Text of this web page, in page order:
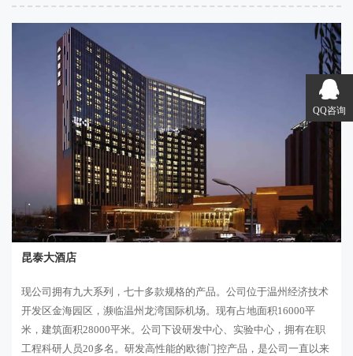
昆泰大酒店
现公司拥有九大系列，七十多款规格的产品。公司位于温州经济技术
开发区金海园区，濒临温州龙湾国际机场。现有占地面积16000平
米，建筑面积28000平米。公司下设研发中心、实验中心，拥有在职
工程科研人员20多名。研发高性能的欧德门控产品，是公司一直以来
QQ咨询